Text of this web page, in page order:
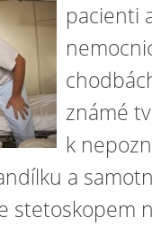
pacienti
známé
k
a
stetoskopem